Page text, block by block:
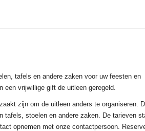
tafels en andere zaken voor uw feesten en
een vrijwillige gift de uitleen geregeld.
zijn om de uitleen anders te organiseren.
tafels, stoelen en andere zaken. De tarieven
opnemen met onze contactpersoon.